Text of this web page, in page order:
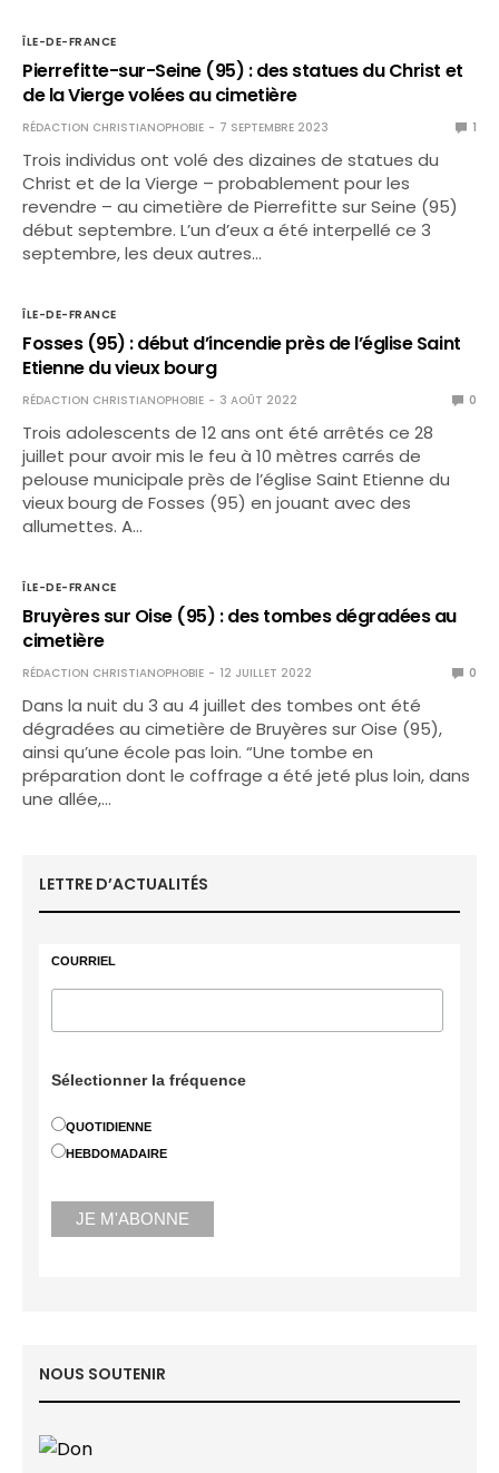
ÎLE-DE-FRANCE
Pierrefitte-sur-Seine (95) : des statues du Christ et
de la Vierge volées au cimetière
RÉDACTION CHRISTIANOPHOBIE 7 SEPTEMBRE 2023 1
Trois individus ont volé des dizaines de statues du
Christ et de la Vierge – probablement pour les
revendre – au cimetière de Pierrefitte sur Seine (95)
début septembre. L’un d’eux a été interpellé ce 3
septembre, les deux autres…
ÎLE-DE-FRANCE
Fosses (95) : début d’incendie près de l’église Saint
Etienne du vieux bourg
RÉDACTION CHRISTIANOPHOBIE 3 AOÛT 2022 0
Trois adolescents de 12 ans ont été arrêtés ce 28
juillet pour avoir mis le feu à 10 mètres carrés de
pelouse municipale près de l’église Saint Etienne du
vieux bourg de Fosses (95) en jouant avec des
allumettes. A…
ÎLE-DE-FRANCE
Bruyères sur Oise (95) : des tombes dégradées au
cimetière
RÉDACTION CHRISTIANOPHOBIE 12 JUILLET 2022 0
Dans la nuit du 3 au 4 juillet des tombes ont été
dégradées au cimetière de Bruyères sur Oise (95),
ainsi qu’une école pas loin. “Une tombe en
préparation dont le coffrage a été jeté plus loin, dans
une allée,…
LETTRE D’ACTUALITÉS
COURRIEL
Sélectionner la fréquence
QUOTIDIENNE
HEBDOMADAIRE
NOUS SOUTENIR